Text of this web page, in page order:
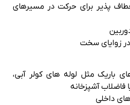
پذیر برای حرکت در مسیرهای
در زوایای سخت
باریک مثل لوله‌ های کولر آبی،
فاضلاب آشپزخانه
داخلی